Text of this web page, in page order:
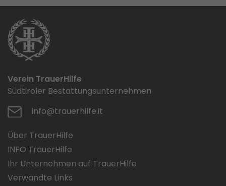
Verein TrauerHilfe
Südtiroler Bestattungsunternehmen
info@trauerhilfe.it
Über TrauerHilfe
INFO TrauerHilfe
Ihr Unternehmen auf TrauerHilfe
Verwandte Links